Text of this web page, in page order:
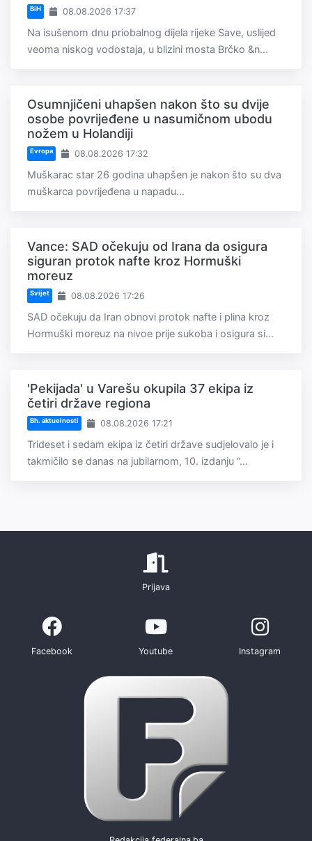
BiH 08.08.2026 17:37
Na isušenom dnu priobalnog dijela rijeke Save, uslijed
veoma niskog vodostaja, u blizini mosta Brčko &n...
Osumnjičeni uhapšen nakon što su dvije
osobe povrijeđene u nasumičnom ubodu
nožem u Holandiji
Evropa 08.08.2026 17:32
Muškarac star 26 godina uhapšen je nakon što su dva
muškarca povrijeđena u napadu...
Vance: SAD očekuju od Irana da osigura
siguran protok nafte kroz Hormuški
moreuz
Svijet 08.08.2026 17:26
SAD očekuju da Iran obnovi protok nafte i plina kroz
Hormuški moreuz na nivoe prije sukoba i osigura si...
'Pekijada' u Varešu okupila 37 ekipa iz
četiri države regiona
Bh. aktuelnosti 08.08.2026 17:21
Trideset i sedam ekipa iz četiri države sudjelovalo je i
takmičilo se danas na jubilarnom, 10. izdanju “...
Prijava
Facebook Youtube Instagram